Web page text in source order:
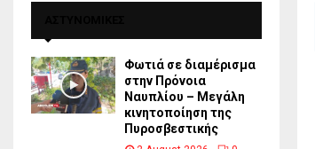
Φωτιά σε διαμέρισμα
στην Πρόνοια
Ναυπλίου – Μεγάλη
κινητοποίηση της
Πυροσβεστικής